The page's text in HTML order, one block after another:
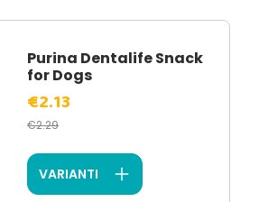
Purina Dentalife Snack
for Dogs
€2.13
€2.29
VARIANTI